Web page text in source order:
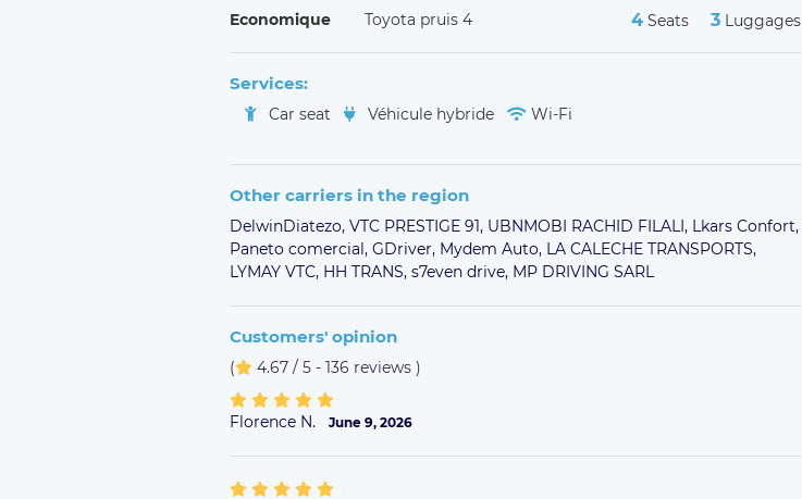
Economique Toyota pruis 4 4 Seats 3 Luggages
Services:
Car seat Véhicule hybride Wi-Fi
Other carriers in the region
DelwinDiatezo, VTC PRESTIGE 91, UBNMOBI RACHID FILALI, Lkars Confort,
Paneto comercial, GDriver, Mydem Auto, LA CALECHE TRANSPORTS,
LYMAY VTC, HH TRANS, s7even drive, MP DRIVING SARL
Customers' opinion
( 4.67 / 5 - 136 reviews )
Florence N. June 9, 2026